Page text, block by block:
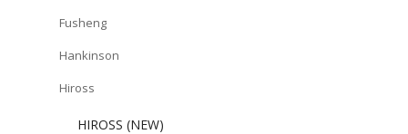
Fusheng
Hankinson
Hiross
HIROSS (NEW)